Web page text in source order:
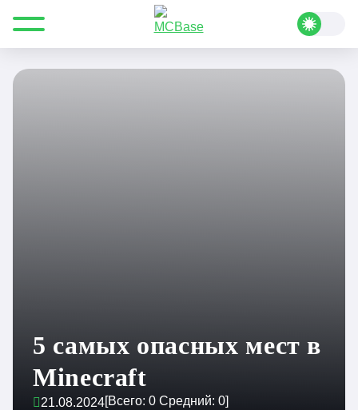
Все для Minecraft Полезные статьи
Подборки
5 самых опасных мест в
Minecraft
21.08.2024[Всего: 0 Средний: 0]